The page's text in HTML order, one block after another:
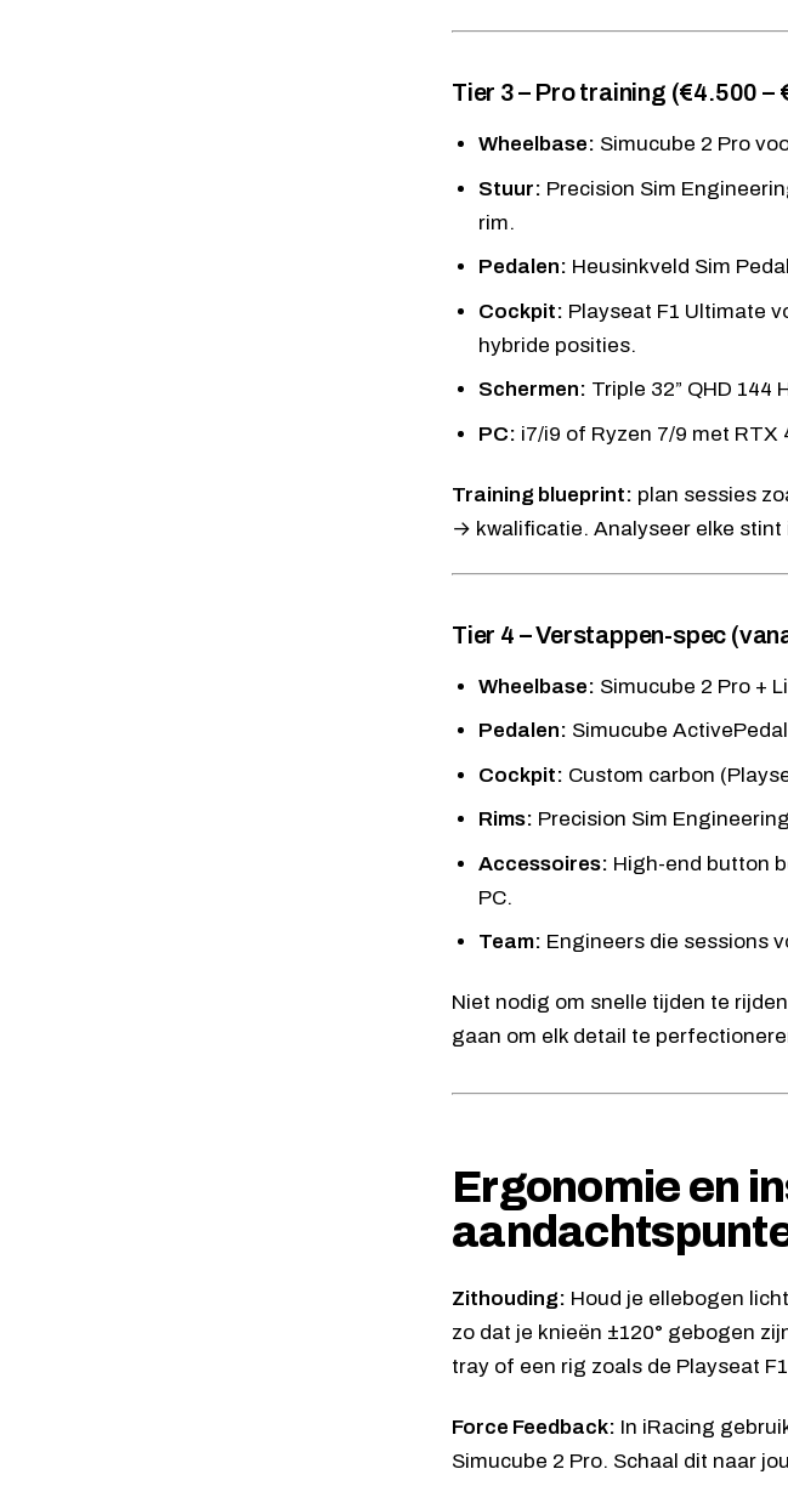
Tier 3 – Pro training (€4.500 –
Wheelbase: Simucube 2 Pro
Stuur: Precision Sim
rim.
Pedalen: Heusinkveld Sim
Cockpit: Playseat F1 Ultimate
hybride posities.
Schermen: Triple 32” QHD 144
PC: i7/i9 of Ryzen 7/9 met RTX
Training blueprint: plan sessies
→ kwalificatie. Analyseer elke stint
Tier 4 – Verstappen-spec
Wheelbase: Simucube 2 Pro +
Pedalen: Simucube ActivePedal
Cockpit: Custom carbon
Rims: Precision Sim
Accessoires: High-end button
PC.
Team: Engineers die sessions
Niet nodig om snelle tijden te
gaan om elk detail te
Ergonomie en
Zithouding: Houd je ellebogen
zo dat je knieën ±120° gebogen
tray of een rig zoals de Playseat
Force Feedback: In iRacing
Simucube 2 Pro. Schaal dit naar